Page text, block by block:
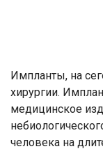
Импланты, на
хирургии.
медицинское
человека на
Нажимая